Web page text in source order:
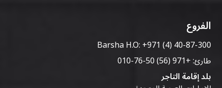
الفروع
Barsha H.O:+971 (4) 40-87-300
طارئ:+971 (56) 50-76-010
بلد إقامة التاجر